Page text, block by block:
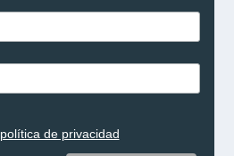
política de privacidad